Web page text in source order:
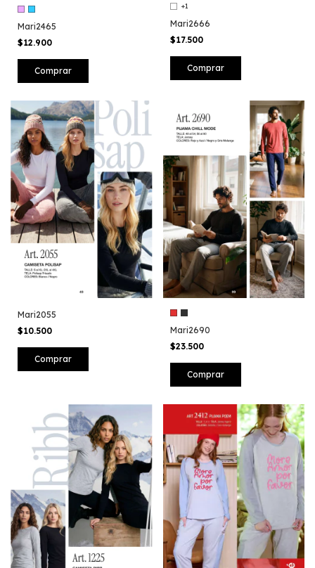
Mari2465
$12.900
Comprar
+1
Mari2666
$17.500
Comprar
Mari2055
$10.500
Comprar
Mari2690
$23.500
Comprar